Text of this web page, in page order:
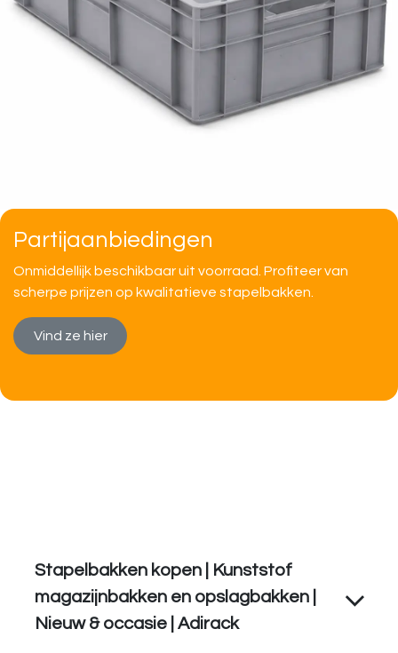
Partijaanbiedingen
Onmiddellijk beschikbaar uit voorraad. Profiteer van
scherpe prijzen op kwalitatieve stapelbakken.
Vind ze hier
Stapelbakken kopen | Kunststof
magazijnbakken en opslagbakken |
Nieuw & occasie | Adirack